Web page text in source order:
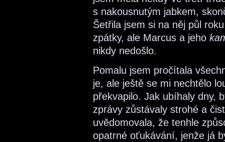
s nakousnutým jabkem,
Šetřila jsem si na něj půl
zpátky, ale Marcus a jeho
nikdy nedošlo.
Pomalu jsem pročítala
je, ale ještě se mi nechtělo
překvapilo. Jak ubíhaly dny,
zprávy zůstávaly strohé a
uvědomovala, že tenhle
opatrné oťukávání, jenže já